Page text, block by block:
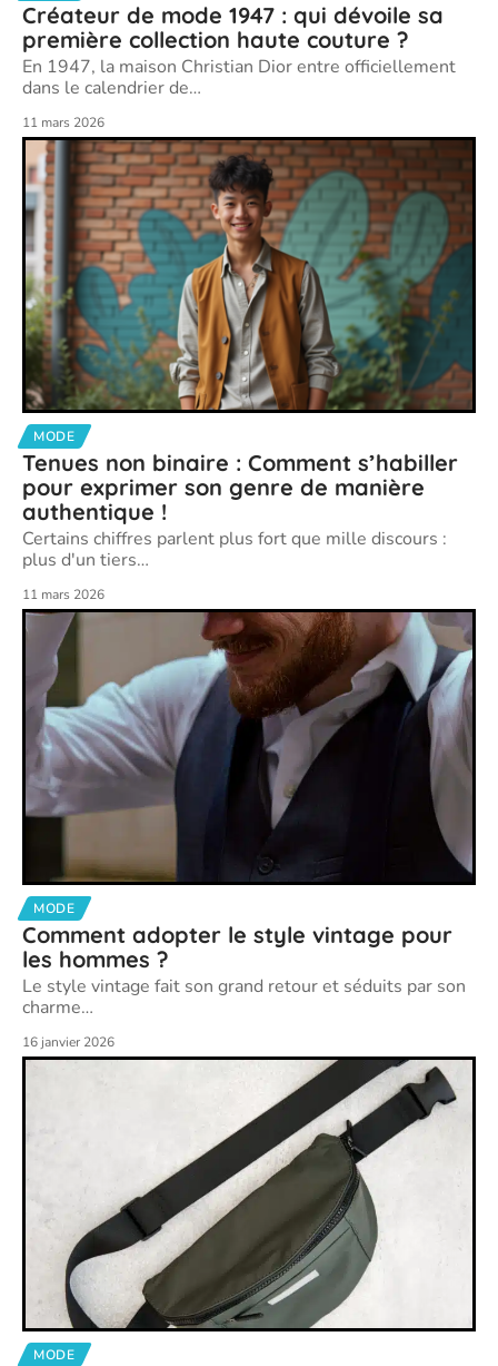
Créateur de mode 1947 : qui dévoile sa
première collection haute couture ?
En 1947, la maison Christian Dior entre officiellement
dans le calendrier de…
11 mars 2026
MODE
Tenues non binaire : Comment s’habiller
pour exprimer son genre de manière
authentique !
Certains chiffres parlent plus fort que mille discours :
plus d'un tiers…
11 mars 2026
MODE
Comment adopter le style vintage pour
les hommes ?
Le style vintage fait son grand retour et séduits par son
charme…
16 janvier 2026
MODE